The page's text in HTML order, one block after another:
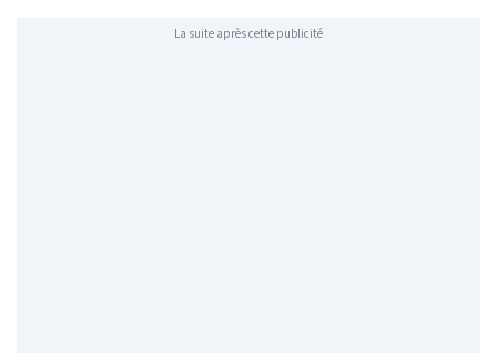
La suite après cette publicité